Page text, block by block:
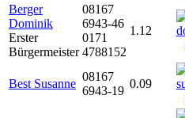
Berger
Dominik
Erster
Bürgermeister
08167
6943-46
0171
4788152
1.12
Best Susanne
08167
6943-19
0.09